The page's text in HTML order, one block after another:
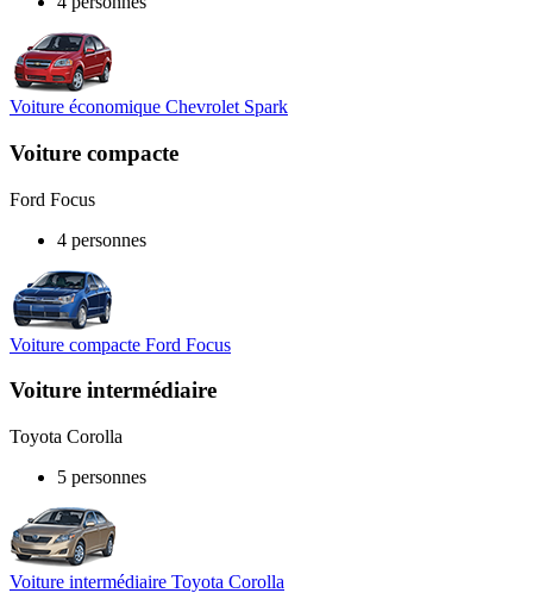
Voiture économique Chevrolet Spark
Voiture compacte
Ford Focus
4 personnes
Voiture compacte Ford Focus
Voiture intermédiaire
Toyota Corolla
5 personnes
Voiture intermédiaire Toyota Corolla